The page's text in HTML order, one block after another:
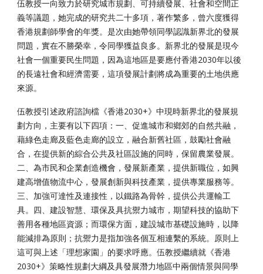
伍教授一向致力於研究城市規劃、可持續發展、社會和空間正
義等議題，她完成的研究共二十多項，著作繁多，曾六度獲得
香港規劃師學會的年獎。是次由她帶領同學認識新界北的發展
問題，實在不勝榮幸，令同學獲益良多。新界北的發展是現今
社會一個重要民生問題，因為這地區是要應付香港2030年以後
的長遠社會和經濟需要，這項發展計劃將成為重要的土地供應
來源。
伍教授引述政府諮詢檔《香港2030+》中現時新界北的發展規
劃方向，主要有以下四項：一、促進城市和鄉郊的自然共融，
藉綠色走廊及藍色走廊的設立，融合新舊社區，鼓勵社會融
合，在提供新的綜合公共及社區設施的同時，保留農業發展。
二、為市民和企業創造機會，發展新產業，提供新職位，如興
建高增值物流中心，發展創新與科技產業，提供專業服務等。
三、加強可達性及連接性，以鐵路為骨幹，提供公共運輸工
具。四、建設智慧、環保及具抗禦力城市，期望科技的協助下
善用各種地區資源；而環保方面，建設城市基礎設施時，以降
能減排為原則；抗禦力是指加強各個互相連繫的系統。原則上
這可與上述「理想家園」的要求呼應。伍教授繼續就《香港
2030+》策略性規劃大綱及具發展潛力地區中兩個情景與同學